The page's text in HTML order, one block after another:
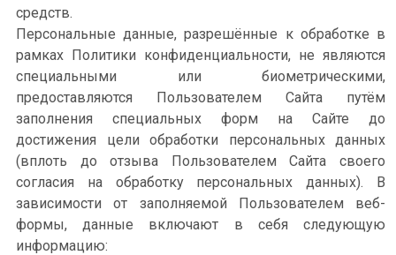
средств.
Персональные данные, разрешённые к обработке в
рамках Политики конфиденциальности, не являются
специальными или биометрическими,
предоставляются Пользователем Сайта путём
заполнения специальных форм на Сайте до
достижения цели обработки персональных данных
(вплоть до отзыва Пользователем Сайта своего
согласия на обработку персональных данных). В
зависимости от заполняемой Пользователем веб-
формы, данные включают в себя следующую
информацию: